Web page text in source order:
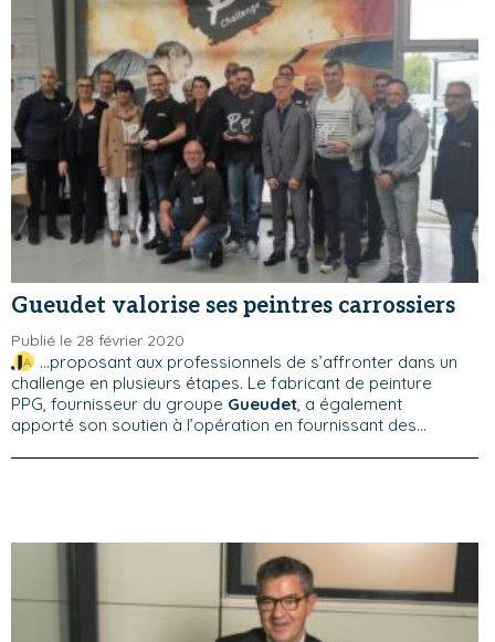
Gueudet valorise ses peintres carrossiers
Publié le 28 février 2020
...proposant aux professionnels de s’affronter dans un
challenge en plusieurs étapes. Le fabricant de peinture
PPG, fournisseur du groupe Gueudet, a également
apporté son soutien à l’opération en fournissant des...